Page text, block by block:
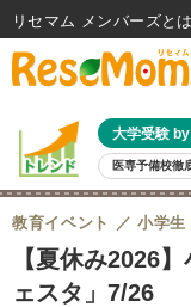
大学受験
医専予備校徹
親子で考える大学選び
共通テスト 夏休み
8月開催イベント・WS
自由研究教材（小学生向け）
【夏休み2026
ェスタ」7/26
教育イベント 小学生
リセマム メンバーズ